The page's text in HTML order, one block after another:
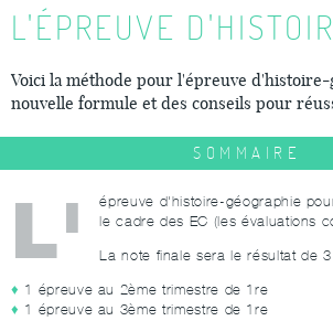
L'ÉPREUVE
Voici la méthode pour l'épreuve d'histoire-
nouvelle formule et des conseils pour
SOMMAIRE
L'
épreuve d'histoire-géographie
le cadre des EC (les évaluations
La note finale sera le résultat de
1 épreuve au 2ème trimestre de 1re
1 épreuve au 3ème trimestre de 1re